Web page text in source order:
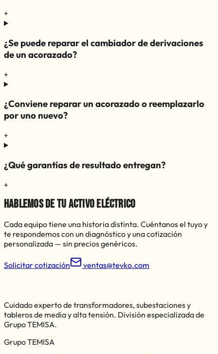
+
¿Se puede reparar el cambiador de derivaciones
de un acorazado?
+
¿Conviene reparar un acorazado o reemplazarlo
por uno nuevo?
+
¿Qué garantías de resultado entregan?
+
Hablemos de tu activo eléctrico
Cada equipo tiene una historia distinta. Cuéntanos el tuyo y
te respondemos con un diagnóstico y una cotización
personalizada — sin precios genéricos.
Solicitar cotización ventas@tevko.com
Cuidado experto de transformadores, subestaciones y
tableros de media y alta tensión. División especializada de
Grupo TEMISA.
Grupo TEMISA